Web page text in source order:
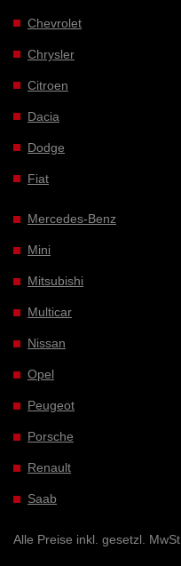
Chevrolet
Chrysler
Citroen
Dacia
Dodge
Fiat
Mercedes-Benz
Mini
Mitsubishi
Multicar
Nissan
Opel
Peugeot
Porsche
Renault
Saab
Alle Preise inkl. gesetzl. MwSt.